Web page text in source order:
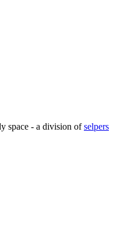
space - a division ofselpers